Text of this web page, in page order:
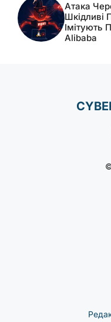
Атака
Шкідливі
Імітують
Alibaba